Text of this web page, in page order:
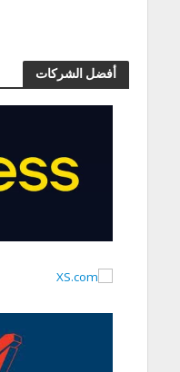
أفضل الشركات